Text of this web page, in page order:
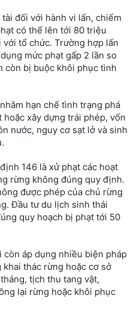
đối với hành vi lấn, chiếm
có thể lên tới 80 triệu
tổ chức. Trường hợp lấn
mức phạt gấp 2 lần so
còn bị buộc khôi phục tình
hạn chế tình trạng phá
xây dựng trái phép, vốn
nước, nguy cơ sạt lở và sinh
146 là xử phạt các hoạt
rừng không đúng quy định.
được phép của chủ rừng
Đầu tư du lịch sinh thái
quy hoạch bị phạt tới 50
áp dụng nhiều biện pháp
thác rừng hoặc cơ sở
tịch thu tang vật,
lại rừng hoặc khôi phục